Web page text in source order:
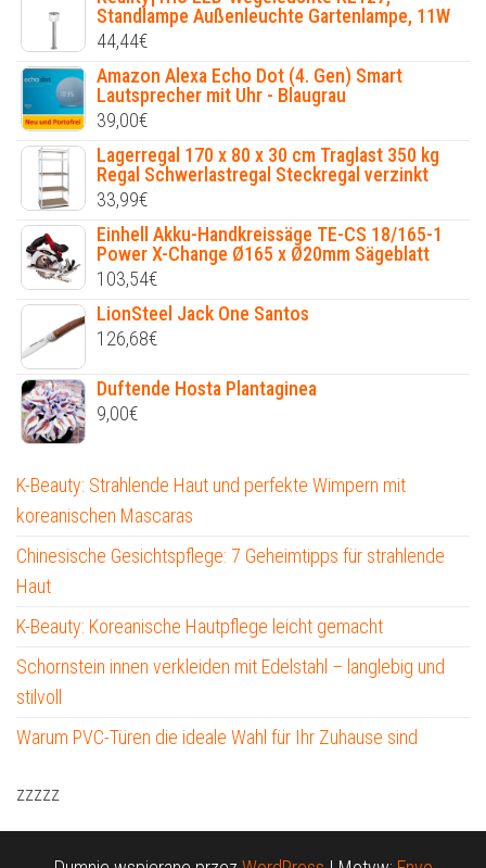
Standlampe Außenleuchte Gartenlampe, 11W
44,44€
Amazon Alexa Echo Dot (4. Gen) Smart
Lautsprecher mit Uhr - Blaugrau
39,00€
Lagerregal 170 x 80 x 30 cm Traglast 350 kg
Regal Schwerlastregal Steckregal verzinkt
33,99€
Einhell Akku-Handkreissäge TE-CS 18/165-1
Power X-Change Ø165 x Ø20mm Sägeblatt
103,54€
LionSteel Jack One Santos
126,68€
Duftende Hosta Plantaginea
9,00€
K-Beauty: Strahlende Haut und perfekte Wimpern mit
koreanischen Mascaras
Chinesische Gesichtspflege: 7 Geheimtipps für strahlende
Haut
K-Beauty: Koreanische Hautpflege leicht gemacht
Schornstein innen verkleiden mit Edelstahl – langlebig und
stilvoll
Warum PVC-Türen die ideale Wahl für Ihr Zuhause sind
zzzzz